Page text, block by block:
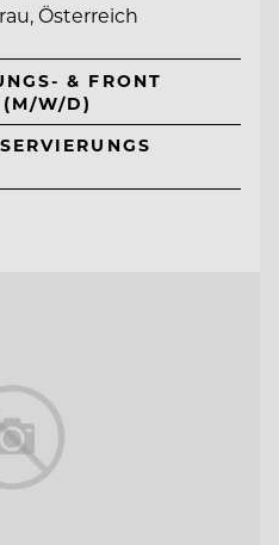
Österreich
& FRONT
(M/W/D)